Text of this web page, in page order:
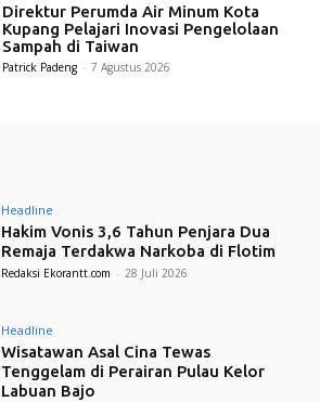
Direktur Perumda Air Minum Kota
Kupang Pelajari Inovasi Pengelolaan
Sampah di Taiwan
Patrick Padeng - 7 Agustus 2026
Headline
Hakim Vonis 3,6 Tahun Penjara Dua
Remaja Terdakwa Narkoba di Flotim
Redaksi Ekorantt.com - 28 Juli 2026
Headline
Wisatawan Asal Cina Tewas
Tenggelam di Perairan Pulau Kelor
Labuan Bajo